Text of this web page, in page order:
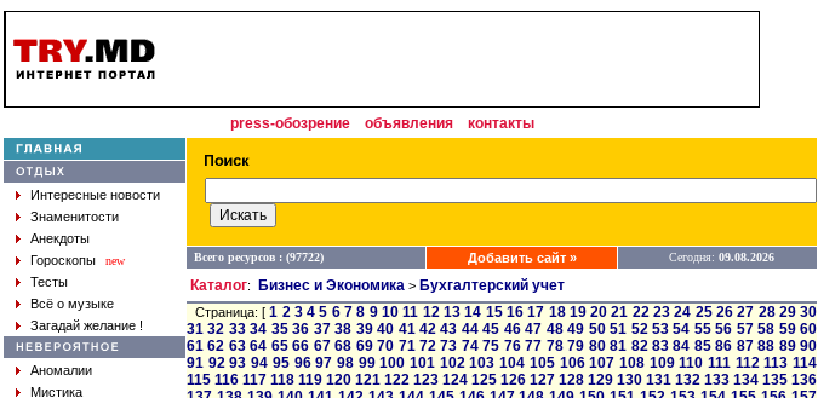
press-обозрение объявления контакты
Интересные новости
Знаменитости
Анекдоты
Гороскопы
new
Тесты
Всё о музыке
Загадай желание !
Аномалии
Мистика
Всего ресурсов : (97722) Добавить сайт » Сегодня: 09.08.2026
Каталог: Бизнес и Экономика > Бухгалтерский учет
Страница: [1 2 3 4 5 6 7 8 9 10 11 12 13 14 15 16 17 18 19 20 21 22 23 24 25 26 27 28 29 30
31 32 33 34 35 36 37 38 39 40 41 42 43 44 45 46 47 48 49 50 51 52 53 54 55 56 57 58 59 60
61 62 63 64 65 66 67 68 69 70 71 72 73 74 75 76 77 78 79 80 81 82 83 84 85 86 87 88 89 90
91 92 93 94 95 96 97 98 99 100 101 102 103 104 105 106 107 108 109 110 111 112 113 114
115 116 117 118 119 120 121 122 123 124 125 126 127 128 129 130 131 132 133 134 135 136